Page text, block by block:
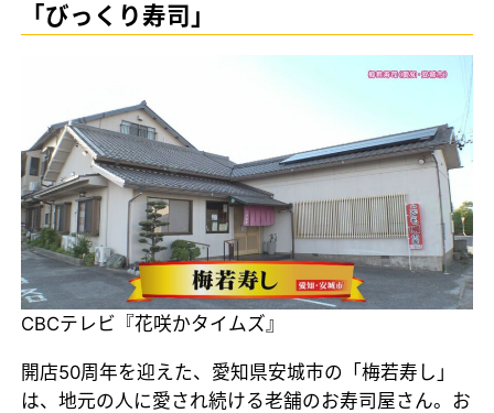
「びっくり寿司」
CBCテレビ『花咲かタイムズ』
開店50周年を迎えた、愛知県安城市の「梅若寿し」
は、地元の人に愛され続ける老舗のお寿司屋さん。お